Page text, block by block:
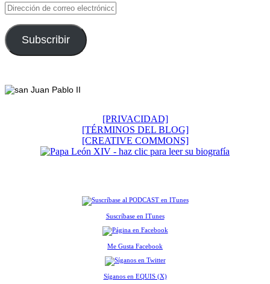
Dirección
de
correo
electrónico
Subscribir
[PRIVACIDAD]
[TÉRMINOS DEL BLOG]
[CREATIVE COMMONS]
Suscríbase en ITunes
Me Gusta Facebook
Síganos en EQUIS (X)